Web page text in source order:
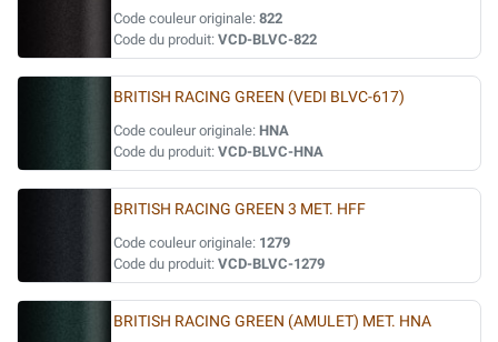
Code couleur originale: 822
Code du produit: VCD-BLVC-822
BRITISH RACING GREEN (VEDI BLVC-617)
Code couleur originale: HNA
Code du produit: VCD-BLVC-HNA
BRITISH RACING GREEN 3 MET. HFF
Code couleur originale: 1279
Code du produit: VCD-BLVC-1279
BRITISH RACING GREEN (AMULET) MET. HNA